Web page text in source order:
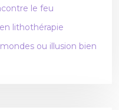
le feu
lithothérapie
ou illusion bien